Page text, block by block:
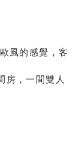
風的感覺，客
房，一間雙人